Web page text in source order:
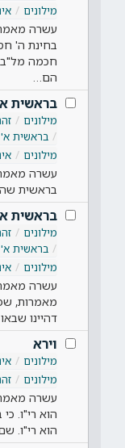
מילונים
עשרה
בחינת ה'
חכמה
הם…
בראשית
מילונים
בראשית א'
מילונים
עשרה
בראשית
בראשית
מילונים
בראשית א'
מילונים
עשרה
מאמרות,
דהיינו
וירא
מילונים
מילונים
עשרה
הוא רי"ו.
הוא רי"ו.